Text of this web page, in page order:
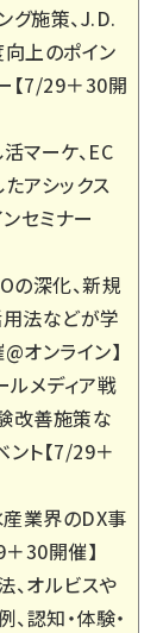
グ施策、J.D.
上のポイン
【7/29＋30開
マーケ、EC
アシックス
セミナー
の深化、新規
法などが学
オンライン】
ルメディア戦
改善施策な
ント【7/29＋
業界のDX事
30開催】
、オルビスや
認知・体験・